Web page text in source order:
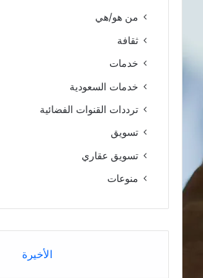
من هو/هي
ثقافة
خدمات
خدمات السعودية
ترددات القنوات الفضائية
تسويق
تسويق عقاري
منوعات
الأخيرة